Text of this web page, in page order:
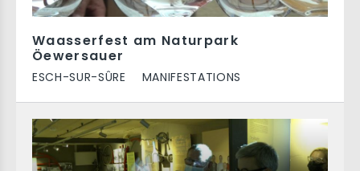
Waasserfest am Naturpark
Öewersauer
ESCH-SUR-SÛRE MANIFESTATIONS